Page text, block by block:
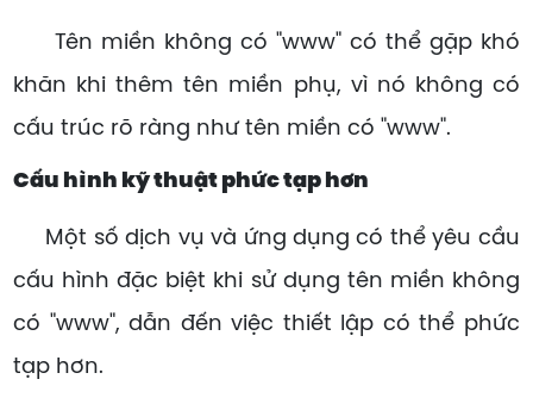
Tên miền không có "www" có thể gặp khó
khăn khi thêm tên miền phụ, vì nó không có
cấu trúc rõ ràng như tên miền có "www".
Cấu hình kỹ thuật phức tạp hơn
Một số dịch vụ và ứng dụng có thể yêu cầu
cấu hình đặc biệt khi sử dụng tên miền không
có "www", dẫn đến việc thiết lập có thể phức
tạp hơn.